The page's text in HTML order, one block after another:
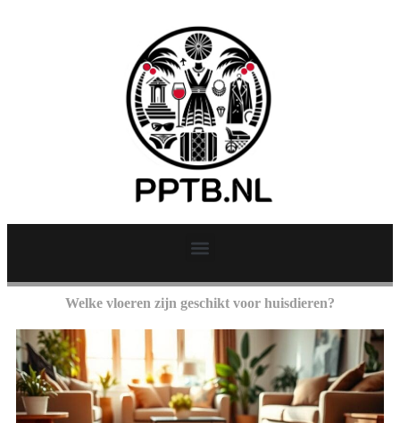
Welke vloeren zijn geschikt voor huisdieren?